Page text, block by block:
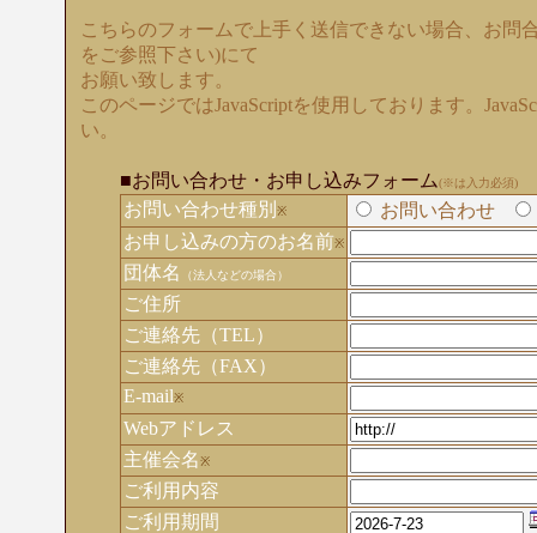
こちらのフォームで上手く送信できない場合、お問
をご参照下さい)にて
お願い致します。
このページではJavaScriptを使用しております。
い。
■お問い合わせ・お申し込みフォーム(※は入力必須)
お問い合わせ種別 ※ お問い合わせ
お申し込みの方のお名前※
団体名 （法人などの場合）
ご住所
ご連絡先（TEL）
ご連絡先（FAX）
E-mail※
Webアドレス
主催会名※
ご利用内容
ご利用期間